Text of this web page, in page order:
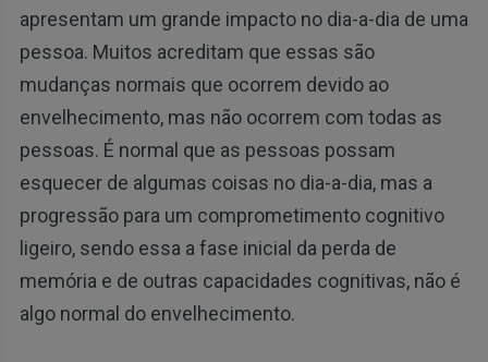
apresentam um grande impacto no dia-a-dia de uma
pessoa. Muitos acreditam que essas são
mudanças normais que ocorrem devido ao
envelhecimento, mas não ocorrem com todas as
pessoas. É normal que as pessoas possam
esquecer de algumas coisas no dia-a-dia, mas a
progressão para um comprometimento cognitivo
ligeiro, sendo essa a fase inicial da perda de
memória e de outras capacidades cognitivas, não é
algo normal do envelhecimento.